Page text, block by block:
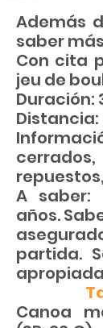
Además
saber
Con cita
jeu de
Duración:
Distancia:
A saber:
años.
partida.
apropiada
Canoa